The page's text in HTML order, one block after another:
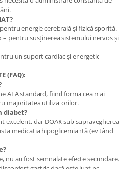
energie cerebrală și fizică sporită.
– pentru susținerea sistemului nervos și
un suport cardiac și energetic
(FAQ):
ALA standard, fiind forma cea mai
majoritatea utilizatorilor.
diabet?
excelent, dar DOAR sub supravegherea
medicația hipoglicemiantă (evitând
nu au fost semnalate efecte secundare.